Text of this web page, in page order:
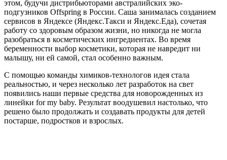
этом, будучи дистрибьюторами австралийских эко-
подгузников Offspring в России. Саша занималась созданием
сервисов в Яндексе (Яндекс.Такси и Яндекс.Еда), сочетая
работу со здоровым образом жизни, но никогда не могла
разобраться в косметических ингредиентах. Во время
беременности выбор косметики, которая не навредит ни
малышу, ни ей самой, стал особенно важным.
С помощью команды химиков-технологов идея стала
реальностью, и через несколько лет разработок на свет
появились наши первые средства для новорожденных из
линейки for my baby. Результат воодушевил настолько, что
решено было продолжать и создавать продукты для детей
постарше, подростков и взрослых.